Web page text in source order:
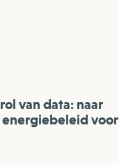
van data: naar
voor